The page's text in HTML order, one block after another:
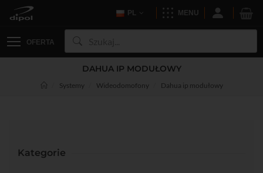
PL MENU
OFERTA
DAHUA IP MODUŁOWY
Systemy Wideodomofony Dahua ip modułowy
Kategorie